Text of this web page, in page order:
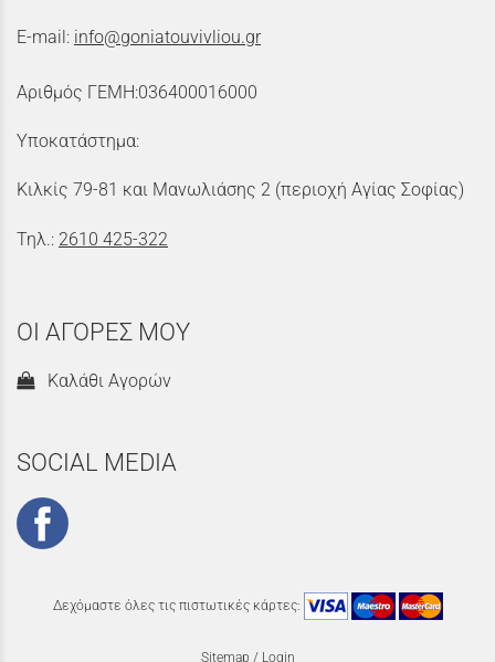
E-mail: info@goniatouvivliou.gr
Αριθμός ΓΕΜΗ:036400016000
Υποκατάστημα:
Κιλκίς 79-81 και Μανωλιάσης 2 (περιοχή Αγίας Σοφίας)
Τηλ.: 2610 425-322
ΟΙ ΑΓΟΡΕΣ ΜΟΥ
Καλάθι Αγορών
SOCIAL MEDIA
Δεχόμαστε όλες τις πιστωτικές κάρτες:
Sitemap / Login